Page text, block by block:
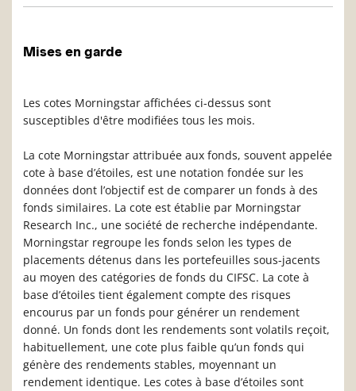
Mises en garde
Les cotes Morningstar affichées ci-dessus sont
susceptibles d'être modifiées tous les mois.
La cote Morningstar attribuée aux fonds, souvent appelée
cote à base d’étoiles, est une notation fondée sur les
données dont l’objectif est de comparer un fonds à des
fonds similaires. La cote est établie par Morningstar
Research Inc., une société de recherche indépendante.
Morningstar regroupe les fonds selon les types de
placements détenus dans les portefeuilles sous-jacents
au moyen des catégories de fonds du CIFSC. La cote à
base d’étoiles tient également compte des risques
encourus par un fonds pour générer un rendement
donné. Un fonds dont les rendements sont volatils reçoit,
habituellement, une cote plus faible qu’un fonds qui
génère des rendements stables, moyennant un
rendement identique. Les cotes à base d’étoiles sont